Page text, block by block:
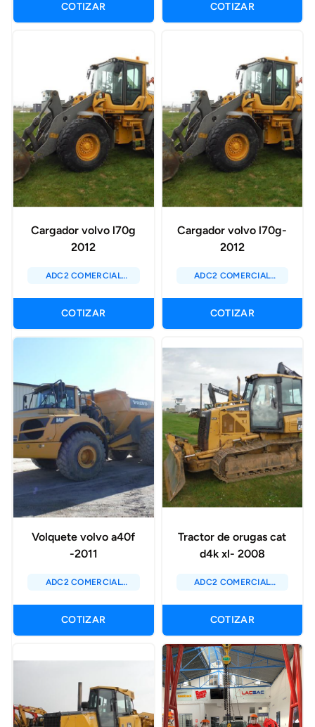
COTIZAR COTIZAR
Cargador volvo l70g
2012
ADC2 COMERCIAL
COTIZAR
Cargador volvo l70g-
2012
ADC2 COMERCIAL
COTIZAR
Volquete volvo a40f
-2011
ADC2 COMERCIAL
COTIZAR
Tractor de orugas cat
d4k xl- 2008
ADC2 COMERCIAL
COTIZAR